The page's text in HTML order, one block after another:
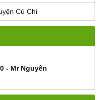
Củ Chi
- Mr Nguyên